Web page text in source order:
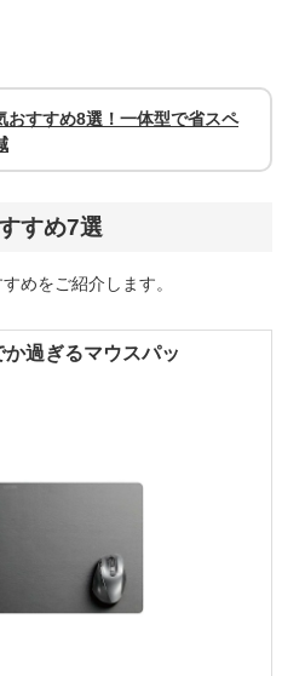
おすすめ8選！一体型で省スペ
すめ7選
めをご紹介します。
過ぎるマウスパッ